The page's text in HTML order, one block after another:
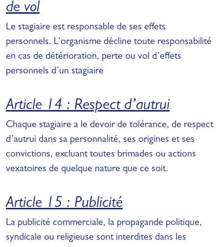
de vol
Le stagiaire est responsable de ses effets
personnels. L’organisme décline toute responsabilité
en cas de détérioration, perte ou vol d’effets
personnels d’un stagiaire
Article 14 : Respect d’autrui
Chaque stagiaire a le devoir de tolérance, de respect
d’autrui dans sa personnalité, ses origines et ses
convictions, excluant toutes brimades ou actions
vexatoires de quelque nature que ce soit.
Article 15 : Publicité
La publicité commerciale, la propagande politique,
syndicale ou religieuse sont interdites dans les